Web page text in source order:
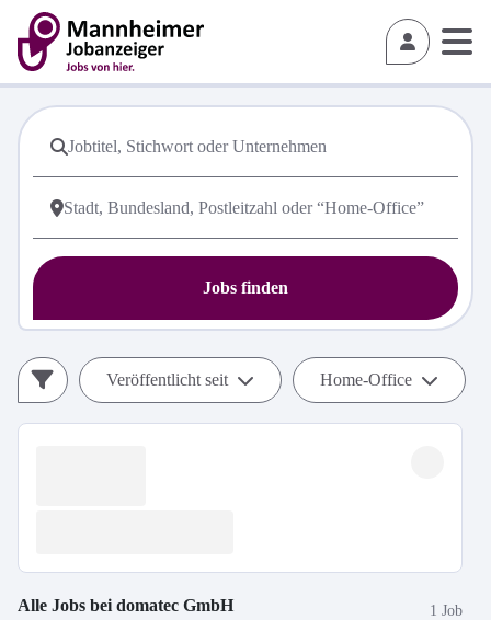
Jobs finden
Veröffentlicht seit Home-Office
Alle Jobs bei domatec GmbH 1 Job